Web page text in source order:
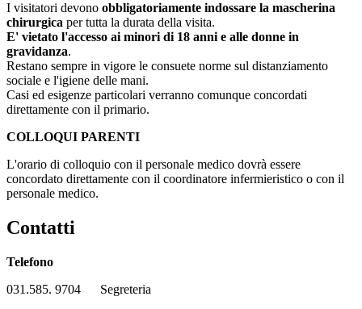
I visitatori devono obbligatoriamente indossare la mascherina
chirurgica per tutta la durata della visita.
E' vietato l'accesso ai minori di 18 anni e alle donne in
gravidanza.
Restano sempre in vigore le consuete norme sul distanziamento
sociale e l'igiene delle mani.
Casi ed esigenze particolari verranno comunque concordati
direttamente con il primario.
COLLOQUI PARENTI
L'orario di colloquio con il personale medico dovrà essere
concordato direttamente con il coordinatore infermieristico o con il
personale medico.
Contatti
Telefono
031.585. 9704 Segreteria